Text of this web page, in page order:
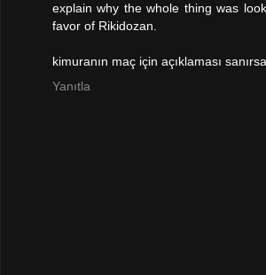
explain why the whole thing was
favor of Rikidozan.
kimuranın maç için açıklaması
Yanıtla